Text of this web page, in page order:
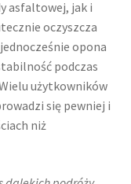
asfaltowej, jak i
oczyszcza
opona
podczas
użytkowników
się pewniej i
niż